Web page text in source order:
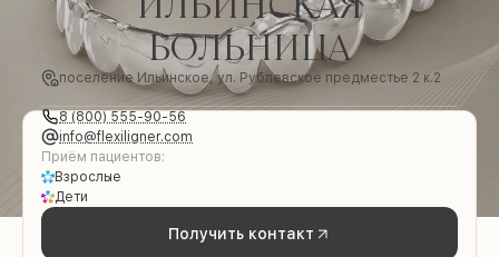
БОЛЬНИЦА
поселение Ильинское, ул. Рублевское предместье 2 к.2
8 (800) 555-90-56
info@flexiligner.com
Приём пациентов:
Взрослые
Дети
Получить контакт